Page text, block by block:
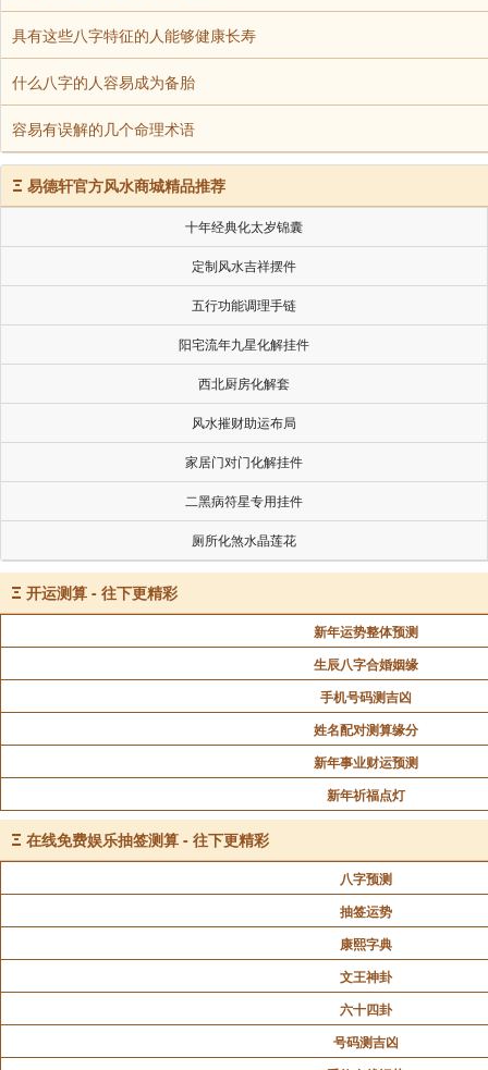
贞，占问。
终，古语谓好结果为终。
周人以甲、乙、丙、丁、戊、己、庚、辛、壬、癸
爻辞言：筮遇此爻，所占者吉，其悔将亡，无有不
上九：巽在床下，丧其资斧，贞凶。
巽，伏也。
资，货也；斧，铜币之作斧形者。资斧犹言钱币也。
贞，占问。
爻辞言：病人伏在床下，失其钱币，当是盗贼入室
《传》解
《说卦》曰：“巽为入。”两两相重的《巽》卦，以阴
于以刚健之行来改变，故曰“利武人之贞”；九二以阳居
获“三品”，所以有功；九五因居于《巽》中正之位而获“
观以上诸爻，我们可以看到《巽》具有两方面的特征
卦辞
巽卦，巽下巽上。《说卦》曰：“巽，入也。”又云：
既有“顺行”的本质，也有“进入”的特征。四阴为卦主，
人，指九五，九五当位居正，以中正之德尊居君王之位
彖
具有这些八字特征的人能够健康长寿
什么八字的人容易成为备胎
容易有误解的几个命理术语
Ξ 易德轩官方风水商城精品推荐
十年经典化太岁锦囊
定制风水吉祥摆件
五行功能调理手链
阳宅流年九星化解挂件
西北厨房化解套
风水摧财助运布局
家居门对门化解挂件
二黑病符星专用挂件
厕所化煞水晶莲花
Ξ 开运测算 - 往下更精彩
新年运势整体预测
生辰八字合婚姻缘
手机号码测吉凶
姓名配对测算缘分
新年事业财运预测
新年祈福点灯
Ξ 在线免费娱乐抽签测算 - 往下更精彩
八字预测
抽签运势
康熙字典
文王神卦
六十四卦
号码测吉凶